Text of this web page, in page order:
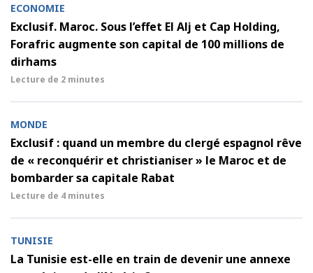
ECONOMIE
Exclusif. Maroc. Sous l’effet El Alj et Cap Holding,
Forafric augmente son capital de 100 millions de
dirhams
Lecture de 2 minutes
MONDE
Exclusif : quand un membre du clergé espagnol rêve
de « reconquérir et christianiser » le Maroc et de
bombarder sa capitale Rabat
Lecture de 4 minutes
TUNISIE
La Tunisie est-elle en train de devenir une annexe